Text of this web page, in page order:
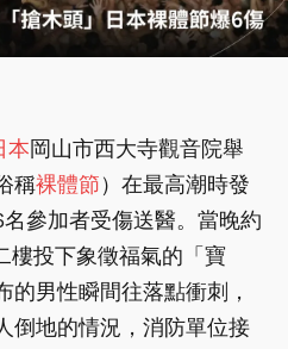
本岡山市西大寺觀音院舉
稱裸體節）在最高潮時發
參加者受傷送醫。當晚約
樓投下象徵福氣的「寶
的男性瞬間往落點衝刺，
倒地的情況，消防單位接